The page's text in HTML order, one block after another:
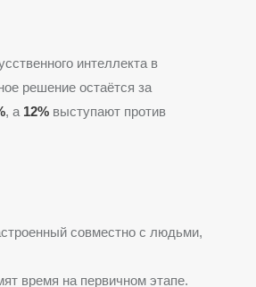
интеллекта в
решение остаётся за
, а 12% выступают против
совместно с людьми,
время на первичном этапе.